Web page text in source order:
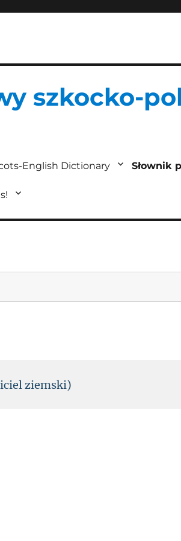
szkocko-
English Dictionary Słownik
ziemski)